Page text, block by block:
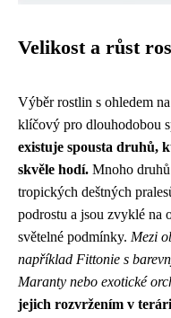
Velikost a růst
Výběr rostlin s ohledem
klíčový pro dlouhodobou
existuje spousta druhů,
skvěle hodí. Mnoho
tropických deštných
podrostu a jsou zvyklé na
světelné podmínky. Mezi
například Fittonie s
Maranty nebo exotické
jejich rozvržením v